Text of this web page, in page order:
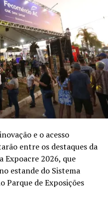
dos grandes destaques
é de excelentes
Juruá e, principalmente,
funciona como uma
oportunidades de
enfatiza.
Sérgio Vale –
e o acesso
entre os destaques da
Expoacre 2026, que
estande do Sistema
Parque de Exposições